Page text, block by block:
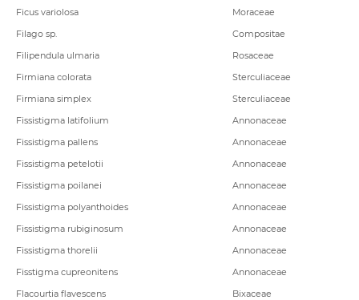
Ficus variolosa
Moraceae
Filago sp.
Compositae
Filipendula ulmaria
Rosaceae
Firmiana colorata
Sterculiaceae
Firmiana simplex
Sterculiaceae
Fissistigma latifolium
Annonaceae
Fissistigma pallens
Annonaceae
Fissistigma petelotii
Annonaceae
Fissistigma poilanei
Annonaceae
Fissistigma polyanthoides
Annonaceae
Fissistigma rubiginosum
Annonaceae
Fissistigma thorelii
Annonaceae
Fisstigma cupreonitens
Annonaceae
Flacourtia flavescens
Bixaceae